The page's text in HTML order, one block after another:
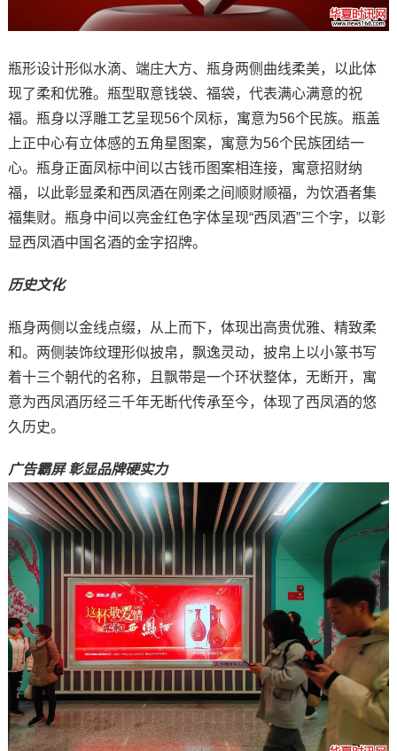
瓶形设计形似水滴、端庄大方、瓶身两侧曲线柔美，以此体
现了柔和优雅。瓶型取意钱袋、福袋，代表满心满意的祝
福。瓶身以浮雕工艺呈现56个凤标，寓意为56个民族。瓶盖
上正中心有立体感的五角星图案，寓意为56个民族团结一
心。瓶身正面凤标中间以古钱币图案相连接，寓意招财纳
福，以此彰显柔和西凤酒在刚柔之间顺财顺福，为饮酒者集
福集财。瓶身中间以亮金红色字体呈现“西凤酒”三个字，以彰
显西凤酒中国名酒的金字招牌。
历史文化
瓶身两侧以金线点缀，从上而下，体现出高贵优雅、精致柔
和。两侧装饰纹理形似披帛，飘逸灵动，披帛上以小篆书写
着十三个朝代的名称，且飘带是一个环状整体，无断开，寓
意为西凤酒历经三千年无断代传承至今，体现了西凤酒的悠
久历史。
广告霸屏 彰显品牌硬实力